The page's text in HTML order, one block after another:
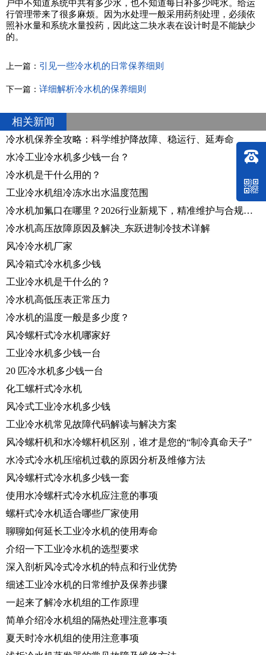
户中不知道系统中共有多少水，也不知道每日补多少吨水。给运
行管理带来了很多麻烦。因为水处理一般采用药剂处理，必须依
照补水量和系统水量投药，因此这二块水表在设计时是不能缺少
的。
上一篇： 引见一些冷水机的日常保养细则
下一篇： 详细解析冷水机的保养细则
相关新闻
冷水机保养全攻略：科学维护降故障、稳运行、延寿命
水冷工业冷水机多少钱一台？
冷水机是干什么用的？
工业冷水机组冷冻水出水温度范围
冷水机加氟口在哪里？2026行业新规下，精准维护与合规操作指南
冷水机高压故障原因及解决_东跃进制冷技术详解
风冷冷水机厂家
风冷箱式冷水机多少钱
工业冷水机是干什么的？
冷水机高低压表正常压力
冷水机的温度一般是多少度？
风冷螺杆式冷水机哪家好
工业冷水机多少钱一台
20 匹冷水机多少钱一台
化工螺杆式冷水机
风冷式工业冷水机多少钱
工业冷水机常见故障代码解读与解决方案
风冷螺杆机和水冷螺杆机区别，谁才是您的“制冷真命天子”
水冷式冷水机压缩机过载的原因分析及维修方法
风冷螺杆式冷水机多少钱一套
使用水冷螺杆式冷水机应注意的事项
螺杆式冷水机适合哪些厂家使用
聊聊如何延长工业冷水机的使用寿命
介绍一下工业冷水机的选型要求
深入剖析风冷式冷水机的特点和行业优势
细述工业冷水机的日常维护及保养步骤
一起来了解冷水机组的工作原理
简单介绍冷水机组的隔热处理注意事项
夏天时冷水机组的使用注意事项